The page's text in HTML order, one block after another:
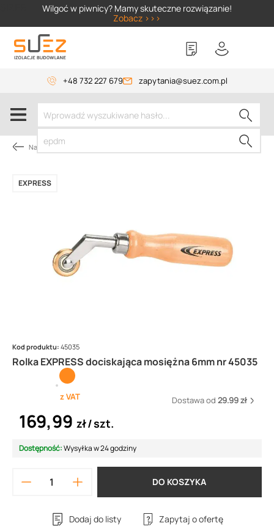
Wilgoć w piwnicy? Mamy skuteczne rozwiązanie!
Zobacz >>>
+48 732 227 679 zapytania@suez.com.pl
Narzędzia dekarskie
Rolka EXPRESS dociskająca mosiężna 6mm nr 45035
EXPRESS
Kod produktu: 45035
z VAT Dostawa od 29.99 zł
169,99 zł szt.
Dostępność:Wysyłka w 24 godziny
DO KOSZYKA
Dodaj do listy Zapytaj o ofertę